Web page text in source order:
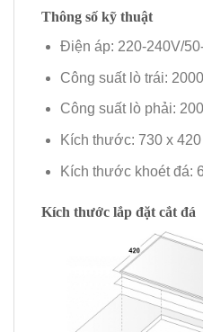
Thông số kỹ thuật
Điện áp: 220-240V/
Công suất lò trái:
Công suất lò phải:
Kích thước: 730 x
Kích thước khoét đá:
Kích thước lắp đặt cắt đá